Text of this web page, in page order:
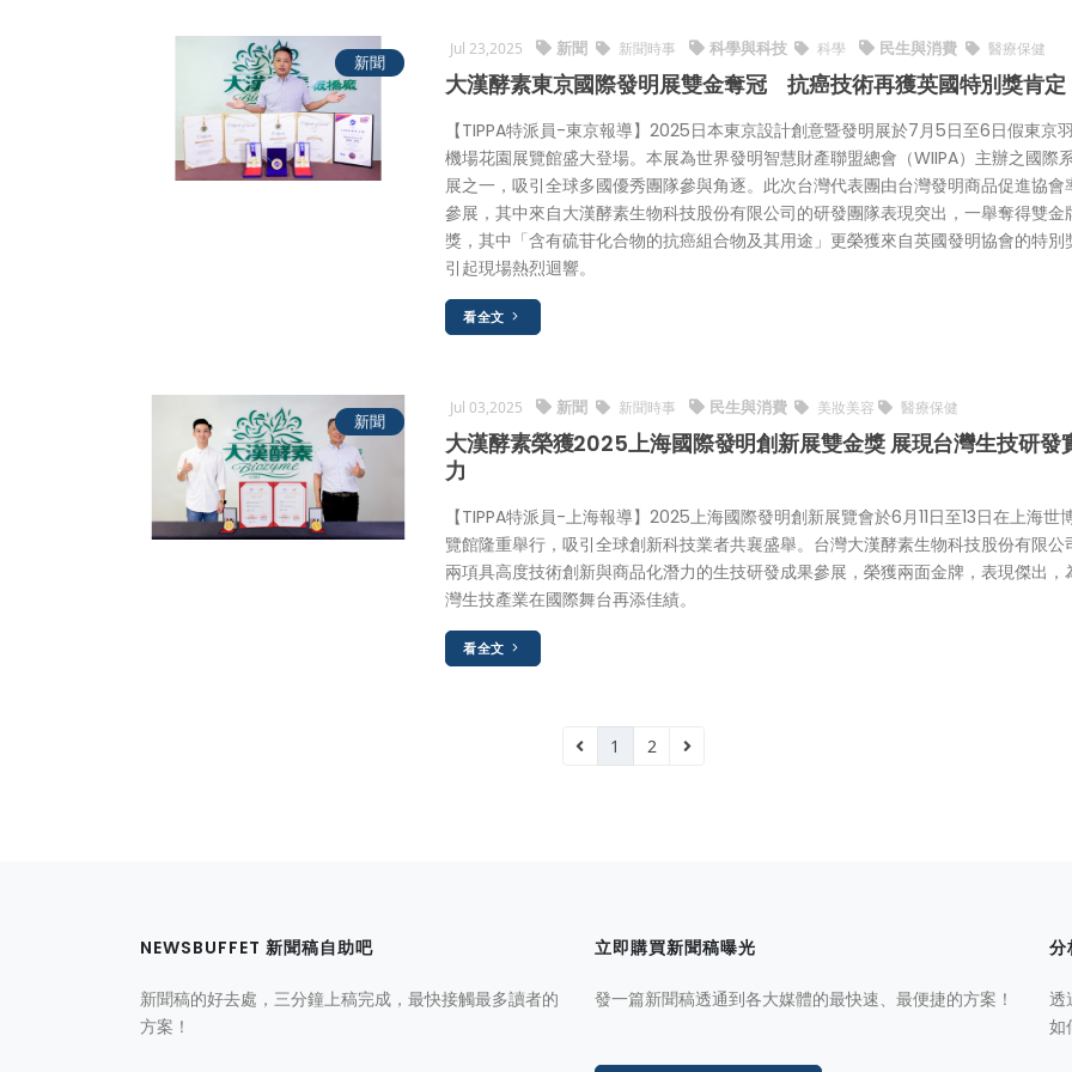
新聞
Jul 23,2025 新聞 新聞時事 科學與科技 科學 民生與消費 醫療保健
大漢酵素東京國際發明展雙金奪冠 抗癌技術再獲英國特別獎肯定
【TIPPA特派員-東京報導】2025日本東京設計創意暨發明展於7月5日至6日假東京
機場花園展覽館盛大登場。本展為世界發明智慧財產聯盟總會（WIIPA）主辦之國際
展之一，吸引全球多國優秀團隊參與角逐。此次台灣代表團由台灣發明商品促進協會
參展，其中來自大漢酵素生物科技股份有限公司的研發團隊表現突出，一舉奪得雙金
獎，其中「含有硫苷化合物的抗癌組合物及其用途」更榮獲來自英國發明協會的特別
引起現場熱烈迴響。
看全文
新聞
Jul 03,2025 新聞 新聞時事 民生與消費 美妝美容 醫療保健
大漢酵素榮獲2025上海國際發明創新展雙金獎 展現台灣生技研發
力
【TIPPA特派員-上海報導】2025上海國際發明創新展覽會於6月11日至13日在上海世
覽館隆重舉行，吸引全球創新科技業者共襄盛舉。台灣大漢酵素生物科技股份有限公
兩項具高度技術創新與商品化潛力的生技研發成果參展，榮獲兩面金牌，表現傑出，
灣生技產業在國際舞台再添佳績。
看全文
1 2
NEWSBUFFET 新聞稿自助吧
新聞稿的好去處，三分鐘上稿完成，最快接觸最多讀者的
方案！
立即購買新聞稿曝光
發一篇新聞稿透通到各大媒體的最快速、最便捷的方案！
分
透
如